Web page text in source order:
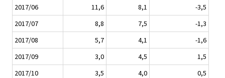
2017/06 11,6 8,1
-3,5
2017/07
8,8 7,5
-1,3
2017/08
5,7 4,1
-1,6
2017/09
3,0 4,5
1,5
2017/10
3,5 4,0
0,5